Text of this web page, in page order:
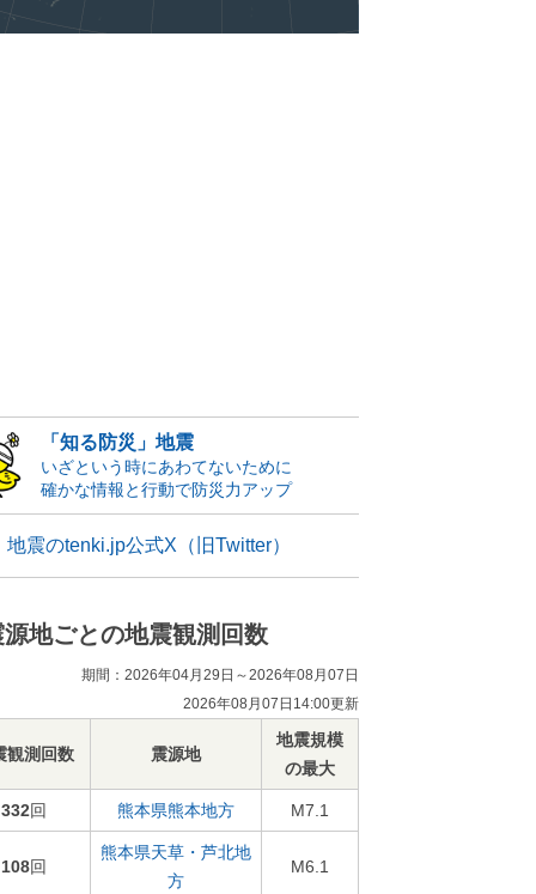
「知る防災」地震
いざという時にあわてないために
確かな情報と行動で防災力アップ
地震のtenki.jp公式X（旧Twitter）
源地ごとの地震観測回数
期間：2026年04月29日～2026年08月07日
2026年08月07日14:00更新
観測回数 震源地
地震規模
の最大
332回 熊本県熊本地方 M7.1
108回
熊本県天草・芦北地
方
M6.1